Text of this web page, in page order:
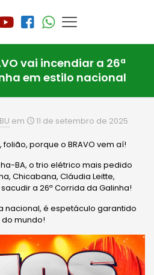
vai incendiar a 26ª
em estilo nacional
em 11 de setembro de 2025
porque o BRAVO vem aí!
BA, o trio elétrico mais pedido
Chicabana, Cláudia Leitte,
a 26ª Corrida da Galinha!
nacional, é espetáculo garantido
mundo!